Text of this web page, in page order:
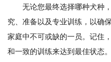
无论您最终选择哪种犬种
究、准备以及专业训练，以确
家庭中不可或缺的一员。记住
和一致的训练来达到最佳状态。